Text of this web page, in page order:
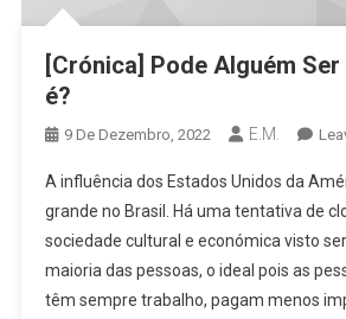
[Crónica] Pode Alguém Ser
é?
9 De Dezembro, 2022 E.M.
A influência dos Estados Unidos da
grande no Brasil. Há uma tentativa de
sociedade cultural e económica visto
maioria das pessoas, o ideal pois as
têm sempre trabalho, pagam menos